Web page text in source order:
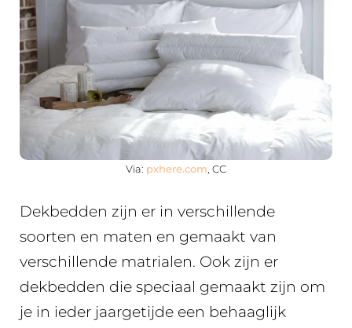
Via: pxhere.com , CC
Dekbedden zijn er in verschillende
soorten en maten en gemaakt van
verschillende matrialen. Ook zijn er
dekbedden die speciaal gemaakt zijn om
je in ieder jaargetijde een behaaglijk